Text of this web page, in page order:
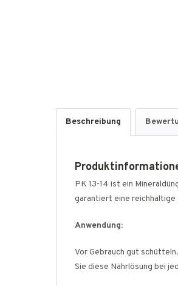
Beschreibung
PK 13-14 ist ein
garantiert eine reichhaltige
Anwendung:
Vor Gebrauch gut
Sie diese Nährlösung bei